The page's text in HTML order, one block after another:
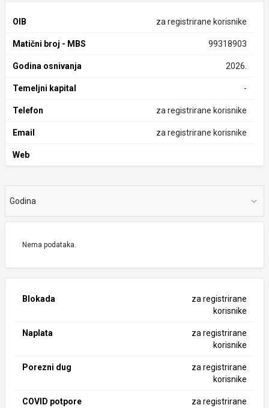
OIB za registrirane korisnike
Matični broj - MBS 99318903
Godina osnivanja 2026.
Temeljni kapital -
Telefon za registrirane korisnike
Email za registrirane korisnike
Web
Godina
Nema podataka.
Blokada
za registrirane
korisnike
Naplata
za registrirane
korisnike
Porezni dug
za registrirane
korisnike
COVID potpore
za registrirane